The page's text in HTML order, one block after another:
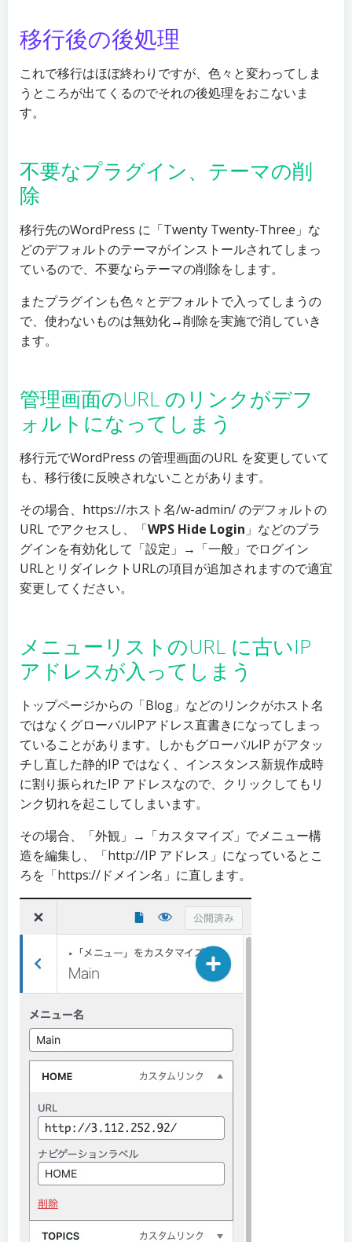
移行後の後処理
これで移行はほぼ終わりですが、色々と変わってしま
うところが出てくるのでそれの後処理をおこないま
す。
不要なプラグイン、テーマの削
除
移行先のWordPress に「Twenty Twenty-Three」な
どのデフォルトのテーマがインストールされてしまっ
ているので、不要ならテーマの削除をします。
またプラグインも色々とデフォルトで入ってしまうの
で、使わないものは無効化→削除を実施で消していき
ます。
管理画面のURL のリンクがデフ
ォルトになってしまう
移行元でWordPress の管理画面のURL を変更していて
も、移行後に反映されないことがあります。
その場合、https://ホスト名/w-admin/ のデフォルトの
URL でアクセスし、「WPS Hide Login 」などのプラ
グインを有効化して「設定」→「一般」でログイン
URLとリダイレクトURLの項目が追加されますので適宜
変更してください。
メニューリストのURL に古いIP
アドレスが入ってしまう
トップページからの「Blog」などのリンクがホスト名
ではなくグローバルIPアドレス直書きになってしまっ
ていることがあります。しかもグローバルIP がアタッ
チし直した静的IP ではなく、インスタンス新規作成時
に割り振られたIP アドレスなので、クリックしてもリ
ンク切れを起こしてしまいます。
その場合、「外観」→「カスタマイズ」でメニュー構
造を編集し、「http://IP アドレス」になっているとこ
ろを「https://ドメイン名」に直します。